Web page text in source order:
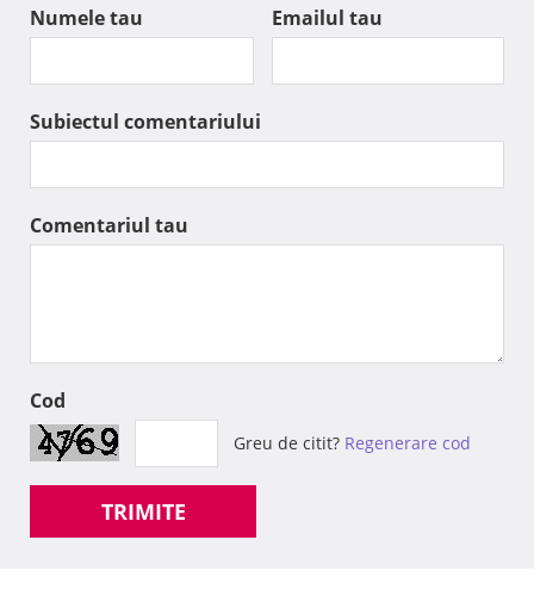
Numele tau Emailul tau
Subiectul comentariului
Comentariul tau
Cod
Greu de citit? Regenerare cod
TRIMITE